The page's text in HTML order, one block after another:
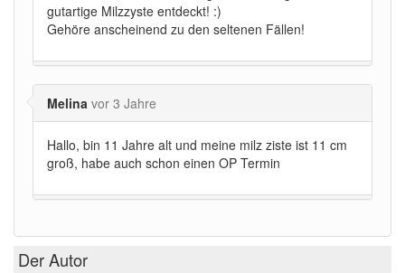
gutartige Milzzyste entdeckt! :)
Gehöre anscheinend zu den seltenen Fällen!
Melina vor 3 Jahre
Hallo, bin 11 Jahre alt und meine milz ziste ist 11 cm
groß, habe auch schon einen OP Termin
Der Autor